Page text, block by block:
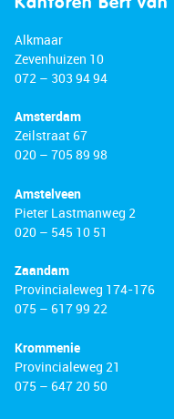
Alkmaar
Zevenhuizen 10
072 – 303 94 94
Amsterdam
Zeilstraat 67
020 – 705 89 98
Amstelveen
Pieter Lastmanweg 2
020 – 545 10 51
Zaandam
Provincialeweg 174-176
075 – 617 99 22
Krommenie
Provincialeweg 21
075 – 647 20 50